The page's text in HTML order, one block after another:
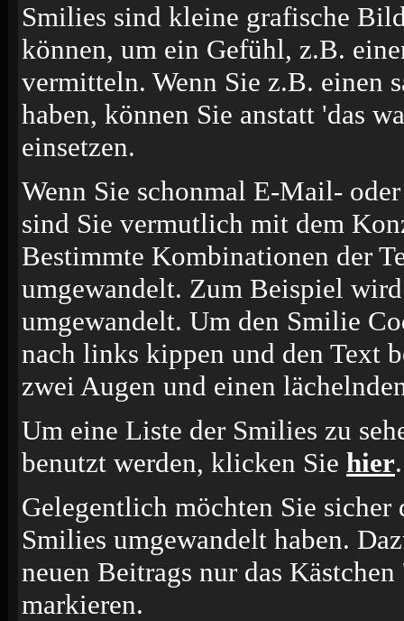
Smilies sind kleine grafische
können, um ein Gefühl, z.B.
vermitteln. Wenn Sie z.B. einen
haben, können Sie anstatt 'das
einsetzen.
Wenn Sie schonmal E-Mail-
sind Sie vermutlich mit dem
Bestimmte Kombinationen der
umgewandelt. Zum Beispiel
umgewandelt. Um den Smilie
nach links kippen und den Text
zwei Augen und einen
Um eine Liste der Smilies zu
benutzt werden, klicken Sie hier.
Gelegentlich möchten Sie
Smilies umgewandelt haben.
neuen Beitrags nur das
markieren.